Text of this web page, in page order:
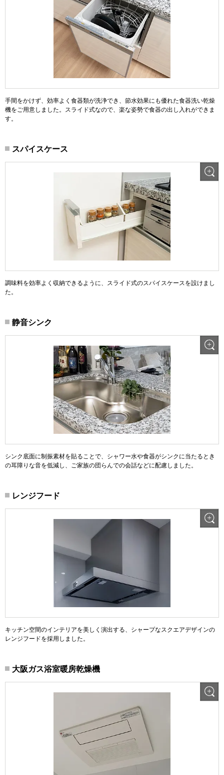
手間をかけず、効率よく食器類が洗浄でき、節水効果にも優れた食器洗い乾燥
機をご用意しました。スライド式なので、楽な姿勢で食器の出し入れができま
す。
スパイスケース
調味料を効率よく収納できるように、スライド式のスパイスケースを設けまし
た。
静音シンク
シンク底面に制振素材を貼ることで、シャワー水や食器がシンクに当たるとき
の耳障りな音を低減し、ご家族の団らんでの会話などに配慮しました。
レンジフード
キッチン空間のインテリアを美しく演出する、シャープなスクエアデザインの
レンジフードを採用しました。
大阪ガス浴室暖房乾燥機